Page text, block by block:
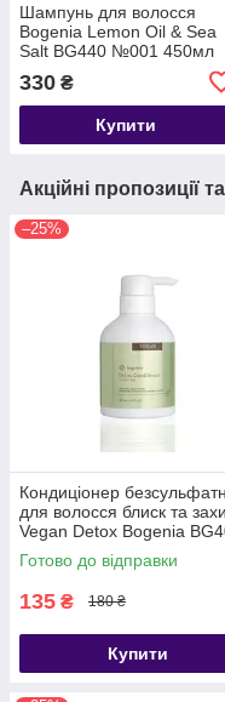
Шампунь для волосся
Bogenia Lemon Oil & Sea
Salt BG440 №001 450мл
330 ₴
Купити
Акційні пропозиції
–25%
Кондиціонер
для волосся блиск та
Vegan Detox Bogenia
(№002) 300 мл
Готово до відправки
135 ₴ 180 ₴
Купити